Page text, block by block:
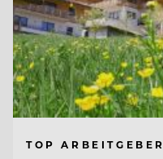
TOP ARBEITGEBER